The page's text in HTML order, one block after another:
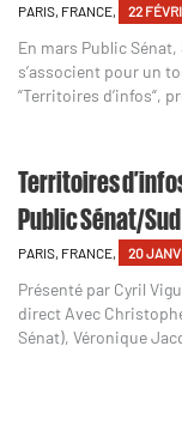
PARIS, FRANCE, 22
En mars Public Sénat,
s’associent pour un
“Territoires d’infos“,
Territoires
Public Sénat/Sud
PARIS, FRANCE, 20
Présenté par Cyril
direct Avec
Sénat), Véronique